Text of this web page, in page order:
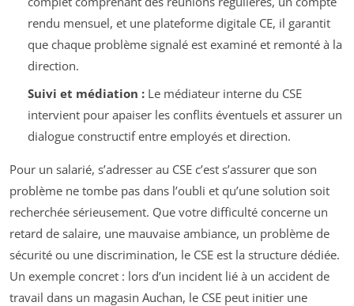
rendu mensuel, et une plateforme digitale CE, il garantit
que chaque problème signalé est examiné et remonté à la
direction.
Suivi et médiation :Le médiateur interne du CSE
intervient pour apaiser les conflits éventuels et assurer un
dialogue constructif entre employés et direction.
Pour un salarié, s’adresser au CSE c’est s’assurer que son
problème ne tombe pas dans l’oubli et qu’une solution soit
recherchée sérieusement. Que votre difficulté concerne un
retard de salaire, une mauvaise ambiance, un problème de
sécurité ou une discrimination, le CSE est la structure dédiée.
Un exemple concret : lors d’un incident lié à un accident de
travail dans un magasin Auchan, le CSE peut initier une